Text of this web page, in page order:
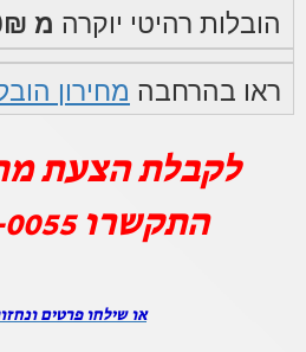
הובלות רהיטי יוקרה מ 350₪ עד 800₪
ראו בהרחבה מחירון
לקבלת הצעת
התקשרו
או שילחו פרטים